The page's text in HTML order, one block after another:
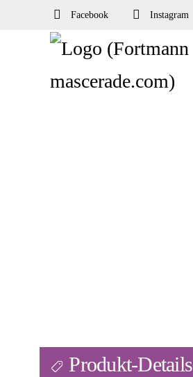
Facebook Instagram
Produkt-Details